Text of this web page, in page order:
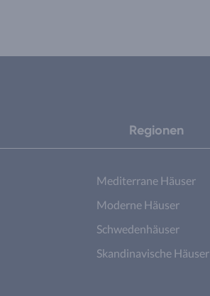
Regionen
Mediterrane Häuser
Moderne Häuser
Schwedenhäuser
Skandinavische Häuser